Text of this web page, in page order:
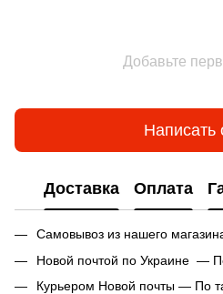
Добавьте
Написать
Доставка Оплата
Самовывоз из нашего
Новой почтой по Украине —
Курьером Новой почты — По